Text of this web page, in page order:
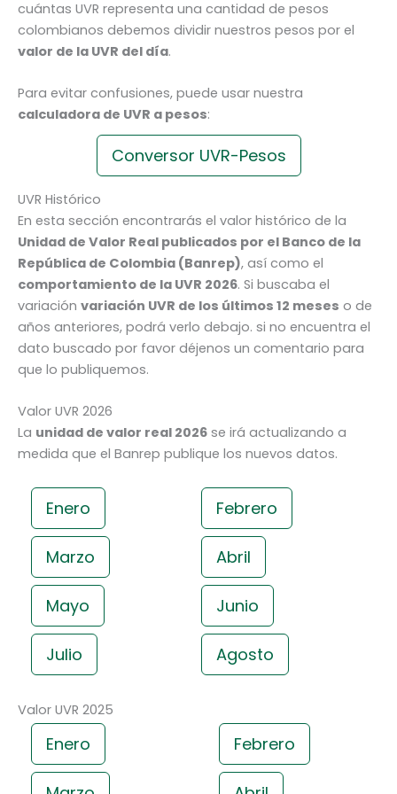
cuántas UVR representa una cantidad de pesos
colombianos debemos dividir nuestros pesos por el
valor de la UVR del día.
Para evitar confusiones, puede usar nuestra
calculadora de UVR a pesos:
Conversor UVR-Pesos
UVR Histórico
En esta sección encontrarás el valor histórico de la
Unidad de Valor Real publicados por el Banco de la
República de Colombia (Banrep), así como el
comportamiento de la UVR 2026. Si buscaba el
variación variación UVR de los últimos 12 meses o de
años anteriores, podrá verlo debajo. si no encuentra el
dato buscado por favor déjenos un comentario para
que lo publiquemos.
Valor UVR 2026
La unidad de valor real 2026 se irá actualizando a
medida que el Banrep publique los nuevos datos.
Enero Febrero
Marzo Abril
Mayo Junio
Julio Agosto
Valor UVR 2025
Enero Febrero